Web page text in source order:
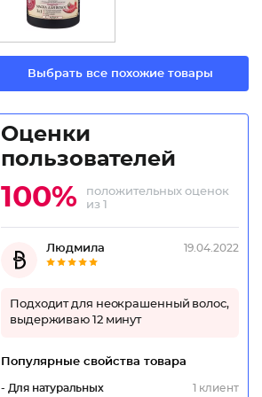
Выбрать все похожие товары
Оценки
пользователей
100%
положительных оценок
из 1
Людмила 19.04.2022
Подходит для неокрашенный волос,
выдерживаю 12 минут
Популярные свойства товара
- Для натуральных 1 клиент